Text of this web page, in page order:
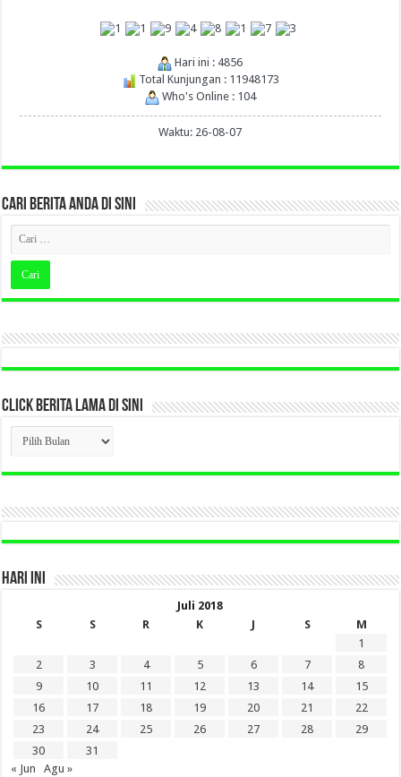
Hari ini : 4856
Total Kunjungan : 11948173
Who's Online : 104
Waktu: 26-08-07
CARI BERITA ANDA DI SINI
CLICK BERITA LAMA DI SINI
CLICK
BERITA
LAMA
DI
HARI INI
Juli 2018
S
S R K J S
M
1
2
3 4 5 6 7
8
9
10 11 12 13 14
15
16
17 18 19 20 21
22
23
24 25 26 27 28
29
30
31
« Jun
Agu »